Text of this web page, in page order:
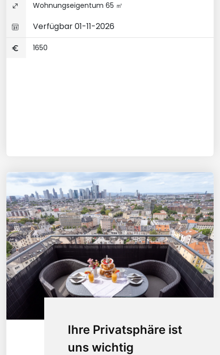
Ihre Privatsphäre ist
uns wichtig
Wohnungseigentum 65 ㎡
Verfügbar 01-11-2026
1650
Diese Wohnung ansehen